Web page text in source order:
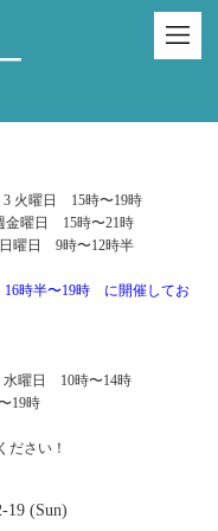
火曜日 15時〜19時
曜日 15時〜21時
曜日 9時〜12時半
時半〜19時 に開催してお
曜日 10時〜14時
19時
ださい！
19 (Sun)